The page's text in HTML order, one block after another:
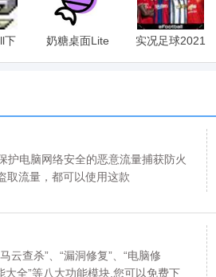
下
奶糖桌面Lite 实况足球2021
护电脑网络安全的恶意流量捕获防火
取流量，都可以使用这款
云查杀”、“漏洞修复”、“电脑修
大全”等八大功能模块,您可以免费下